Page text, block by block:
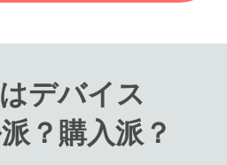
デバイス
？購入派？